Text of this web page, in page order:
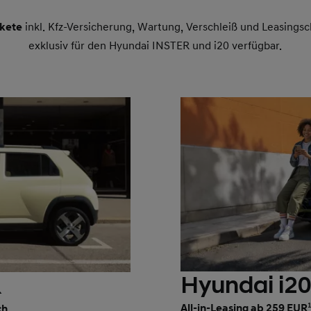
inkl. Kfz-Versicherung, Wartung, Verschleiß und
exklusiv für den Hyundai INSTER und i20 verfügbar.
Hyundai